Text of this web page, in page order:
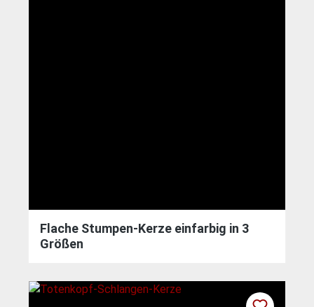
Flache Stumpen-Kerze einfarbig in 3
Größen